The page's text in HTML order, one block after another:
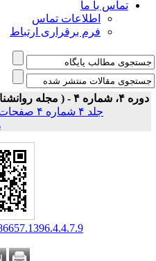
تماس با ما
اطلاعات تماس
فرم برقراری ارتباط
شماره ۴ - ( مجله روانشناسی و روانپزشکی شناخت ۱۳۹۶ )
جلد ۴ شماره ۴ صفحات ۶۸-۵۷
ها